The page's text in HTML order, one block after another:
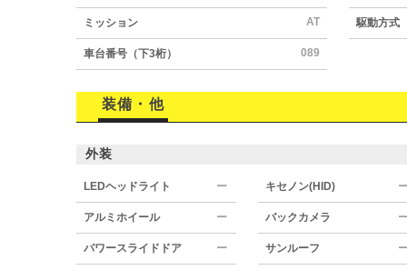
ミッション AT 駆動方式
車台番号（下3桁） 089
装備・他
外装
LEDヘッドライト ー キセノン(HID)
アルミホイール ー バックカメラ
パワースライドドア ー サンルーフ